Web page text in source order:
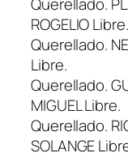
ROGELIO Libre.
Querellado.
Libre.
Querellado.
MIGUEL Libre.
Querellado.
SOLANGE